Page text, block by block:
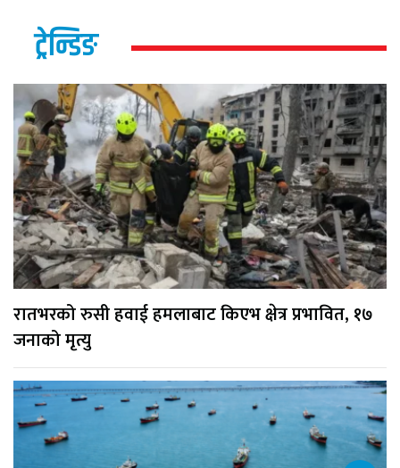
ट्रेन्डिङ
रातभरको रुसी हवाई हमलाबाट किएभ क्षेत्र प्रभावित, १७
जनाको मृत्यु